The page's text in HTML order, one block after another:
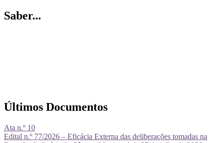
Saber...
Últimos Documentos
Ata n.º 10
Edital n.º 77/2026 – Eficácia Externa das deliberações tomadas na